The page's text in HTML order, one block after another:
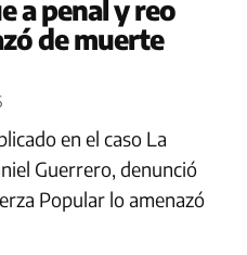
a penal y reo
de muerte
en el caso La
Guerrero, denunció
Popular lo amenazó